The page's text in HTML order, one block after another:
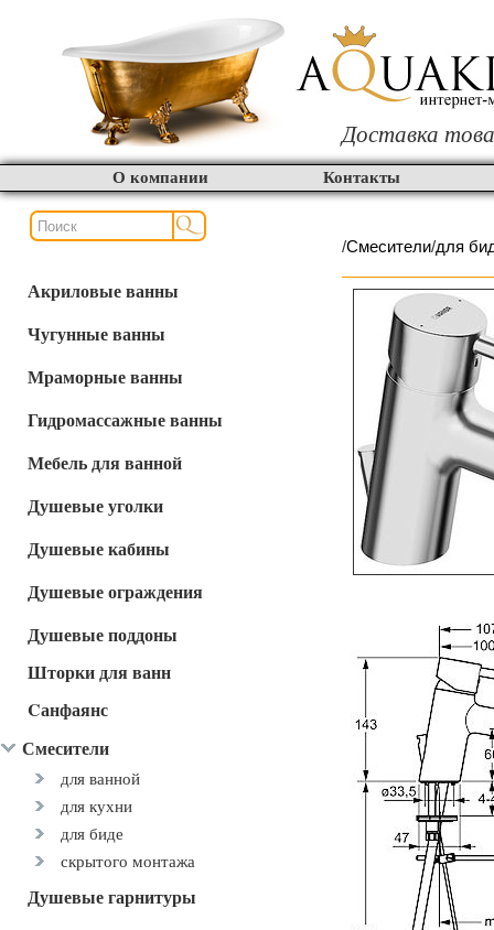
Доставка
О компании Контакты
Акриловые ванны
Чугунные ванны
Мраморные ванны
Гидромассажные ванны
Мебель для ванной
Душевые уголки
Душевые кабины
Душевые ограждения
Душевые поддоны
Шторки для ванн
Cанфаянс
Смесители
для ванной
для кухни
для биде
скрытого монтажа
Душевые гарнитуры
/Смесители/для